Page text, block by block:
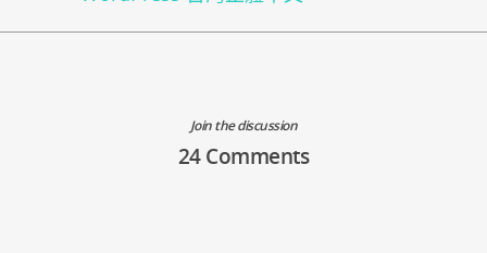
Join the discussion
24 Comments